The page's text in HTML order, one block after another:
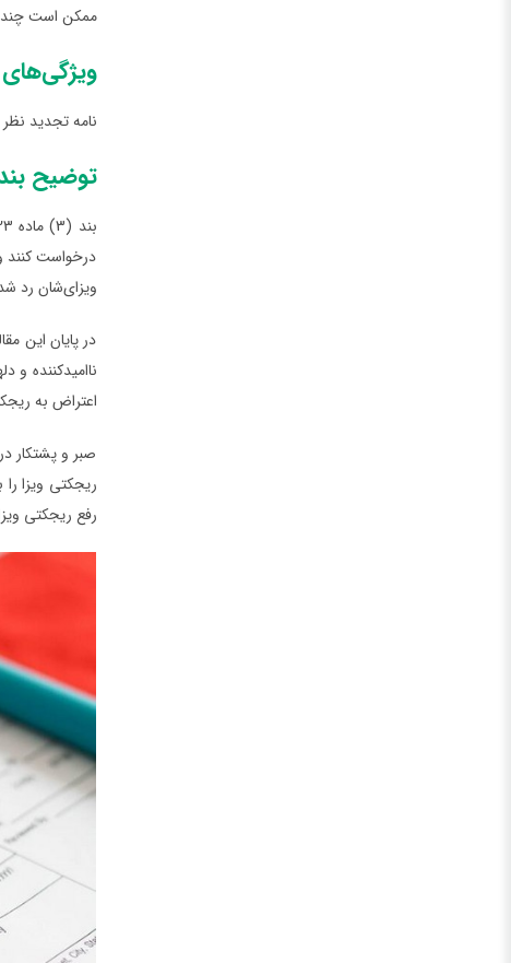
ممکن است چند
نامه تجدید
توضیح بند (3) ماده 23 توافقنامه ویزای سوئد در خصوص
درخواست کنند
ویزای‌شان رد
در پایان این
ناامیدکننده و
اعتراض به
صبر و پشتکار
ریجکتی ویزا
رفع ریجکتی